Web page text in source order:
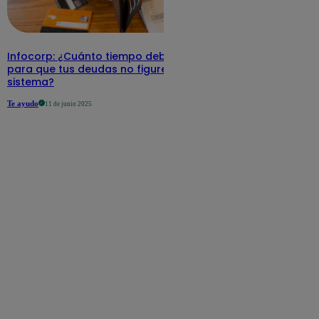
Infocorp: ¿Cuánto tiempo debe pasar
para que tus deudas no figuren en su
sistema?
Te ayudo 11 de junio 2025